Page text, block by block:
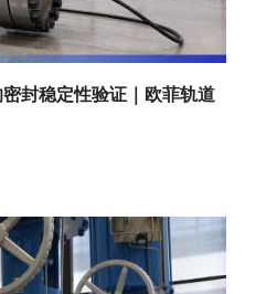
封稳定性验证｜欧菲轨道